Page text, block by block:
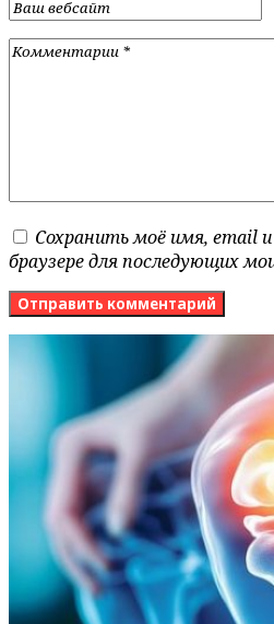
Сохранить моё имя, email
браузере для последующих